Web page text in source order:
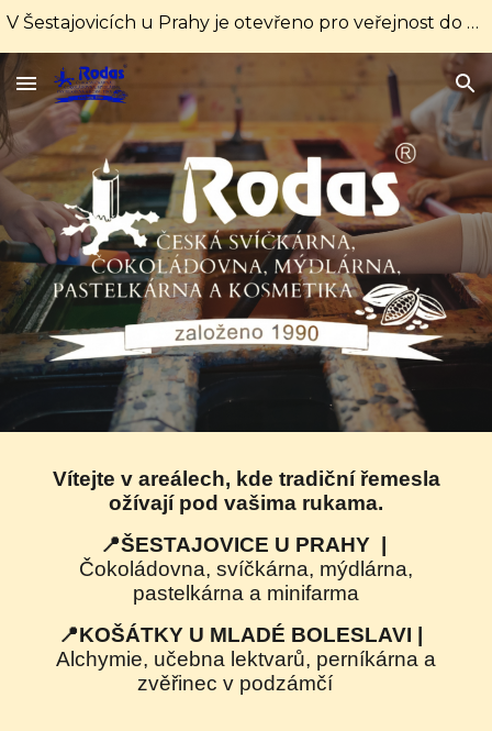
V Šestajovicích u Prahy je otevřeno pro veřejnost do 31. srpna každý den od 10:00 do 16:00 hodin. Od 1. září pouze soboty a neděle od 10:00 do 18:00
Vítejte v areálech, kde tradiční řemesla
ožívají pod vašima rukama.
📍ŠESTAJOVICE U PRAHY
Čokoládovna, svíčkárna, mýdlárna,
pastelkárna a minifarma
📍KOŠÁTKY U MLADÉ BOLESLAVI |
Alchymie, učebna lektvarů, perníkárna a
zvěřinec v podzámčí